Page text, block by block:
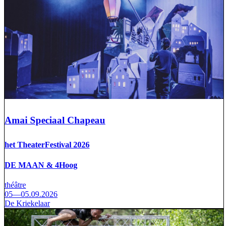
Amai Speciaal Chapeau
het TheaterFestival 2026
DE MAAN & 4Hoog
théâtre
05—05.09.2026
De Kriekelaar